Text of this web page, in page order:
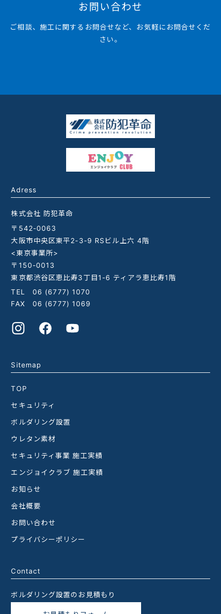
お問い合わせ
ご相談、施工に関するお問合せなど、お気軽にお問合せくだ
さい。
Adress
株式会社 防犯革命
〒542-0063
大阪市中央区東平2-3-9 RSビル上六 4階
<東京事業所>
〒150-0013
東京都渋谷区恵比寿3丁目1-6 ティアラ恵比寿1階
TEL 06 (6777) 1070
FAX 06 (6777) 1069
Sitemap
TOP
セキュリティ
ボルダリング設置
ウレタン素材
セキュリティ事業 施工実績
エンジョイクラブ 施工実績
お知らせ
会社概要
お問い合わせ
プライバシーポリシー
Contact
ボルダリング設置のお見積もり